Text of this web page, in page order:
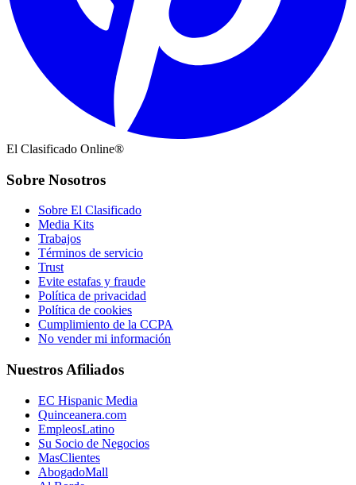
El Clasificado Online®
Sobre Nosotros
Sobre El Clasificado
Media Kits
Trabajos
Términos de servicio
Trust
Evite estafas y fraude
Política de privacidad
Política de cookies
Cumplimiento de la CCPA
No vender mi información
Nuestros Afiliados
EC Hispanic Media
Quinceanera.com
EmpleosLatino
Su Socio de Negocios
MasClientes
AbogadoMall